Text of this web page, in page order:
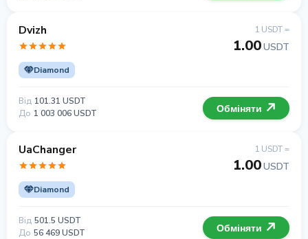
Dvizh
Diamond
1 USDT =
1.00USDT
Від 101.31 USDT
До 1 003 006 USDT Обміняти
UaChanger
Diamond
1 USDT =
1.00USDT
Від 501.5 USDT
До 56 469 USDT Обміняти